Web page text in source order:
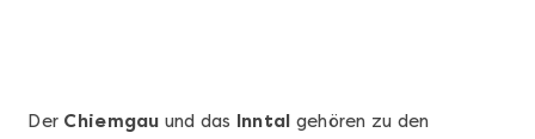
Der Chiemgau und das Inntal gehören zu den